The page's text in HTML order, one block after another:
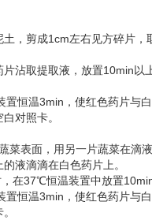
，剪成1cm左右见方碎片
沾取提取液，放置10min
恒温3min，使红色药片与
对照卡。
菜表面，用另一片蔬菜在滴
液滴滴在白色药片上。
在37℃恒温装置中放置
恒温3min，使红色药片与